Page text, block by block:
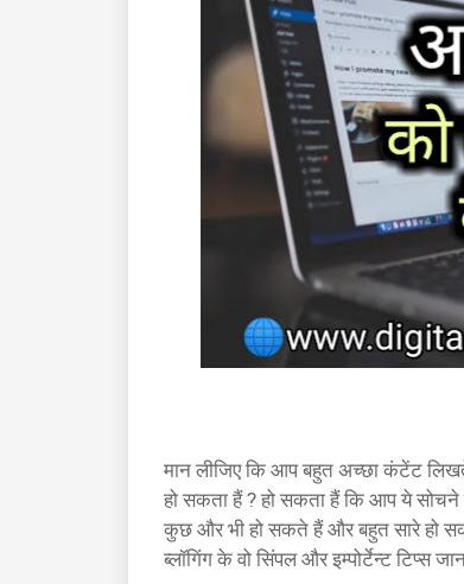
मान लीजिए कि आप बहुत अच्छा कंटेंट
हो सकता हैं ? हो सकता हैं कि आप ये
कुछ और भी हो सकते हैं और बहुत सारे हो
ब्लॉगिंग के वो सिंपल और इम्पोर्टेन्ट टिप्स